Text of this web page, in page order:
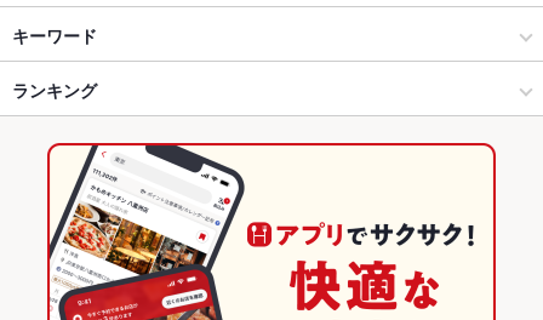
巣鴨・大塚・駒込 × 居酒屋
巣鴨・大塚・駒込 × 創作
大塚駅 × 居酒屋
大塚駅 × 創作
焼き鳥・鶏料理
大塚 × 居酒屋
大塚 × 創作
大塚 × 和食
大塚 × 焼き鳥・鶏料理
東京 × 居酒屋
大塚駅
大塚駅前駅
新大塚駅
キーワード
手羽先 からあげ
鶏皮 ステーキ 餃子
ランキング
東京のグルメランキング
東京の居酒屋ランキング
巣鴨・大塚・駒込のグルメランキング
巣鴨・大塚・駒込の居酒屋ランキング